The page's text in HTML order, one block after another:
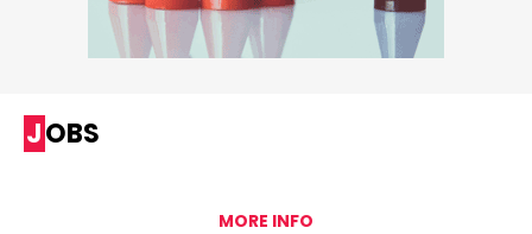
JOBS
MORE INFO